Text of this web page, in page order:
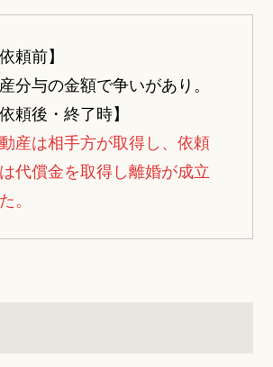
依頼前】
分与の金額で争いがあり。
依頼後・終了時】
産は相手方が取得し、依頼
代償金を取得し離婚が成立
。